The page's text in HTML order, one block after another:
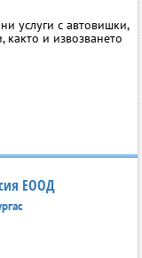
услуги с автовишки,
както и извозването
ЕООД